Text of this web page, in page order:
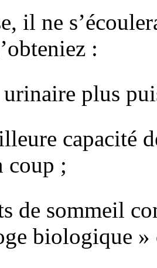
il ne
:
plus
capacité
coup ;
de sommeil
biologique »